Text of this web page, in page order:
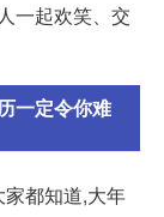
一起欢笑、交
一定令你难
都知道,大年